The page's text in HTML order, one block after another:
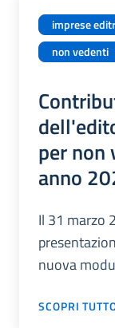
imprese
non vedenti
per non
anno
Il 31 marzo
nuova
SCOPRI